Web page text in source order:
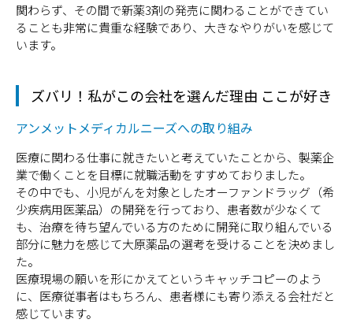
関わらず、その間で新薬3剤の発売に関わることができてい
ることも非常に貴重な経験であり、大きなやりがいを感じて
います。
ズバリ！私がこの会社を選んだ理由 ここが好き
アンメットメディカルニーズへの取り組み
医療に関わる仕事に就きたいと考えていたことから、製薬企
業で働くことを目標に就職活動をすすめておりました。
その中でも、小児がんを対象としたオーファンドラッグ（希
少疾病用医薬品）の開発を行っており、患者数が少なくて
も、治療を待ち望んでいる方のために開発に取り組んでいる
部分に魅力を感じて大原薬品の選考を受けることを決めまし
た。
医療現場の願いを形にかえてというキャッチコピーのよう
に、医療従事者はもちろん、患者様にも寄り添える会社だと
感じています。